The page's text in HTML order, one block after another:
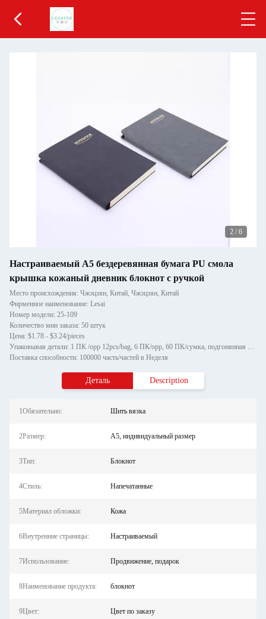
2 / 6
Настраиваемый A5 бездеревянная бумага PU смола
крышка кожаный дневник блокнот с ручкой
Место происхождения: Чжэцзян, Китай, Чжэцзян, Китай
Фирменное наименование: Lesai
Номер модели: 25-109
Количество мин заказа: 50 штук
Цена: $1.78 - $3.24/pieces
Упаковывая детали: 1 ПК /opp 12pcs/bag, 6 ПК/opp, 60 ПК/сумка, подгонянная упаковка
Поставка способности: 100000 часть/частей в Неделя
Деталь Description
1Обязательно: Шить вязка
2Размер: А5, индивидуальный размер
3Тип: Блокнот
4Стиль: Напечатанные
5Материал обложки: Кожа
6Внутренние страницы: Настраиваемый
7Использование: Продвижение, подарок
8Наименование продукта: блокнот
9Цвет: Цвет по заказу